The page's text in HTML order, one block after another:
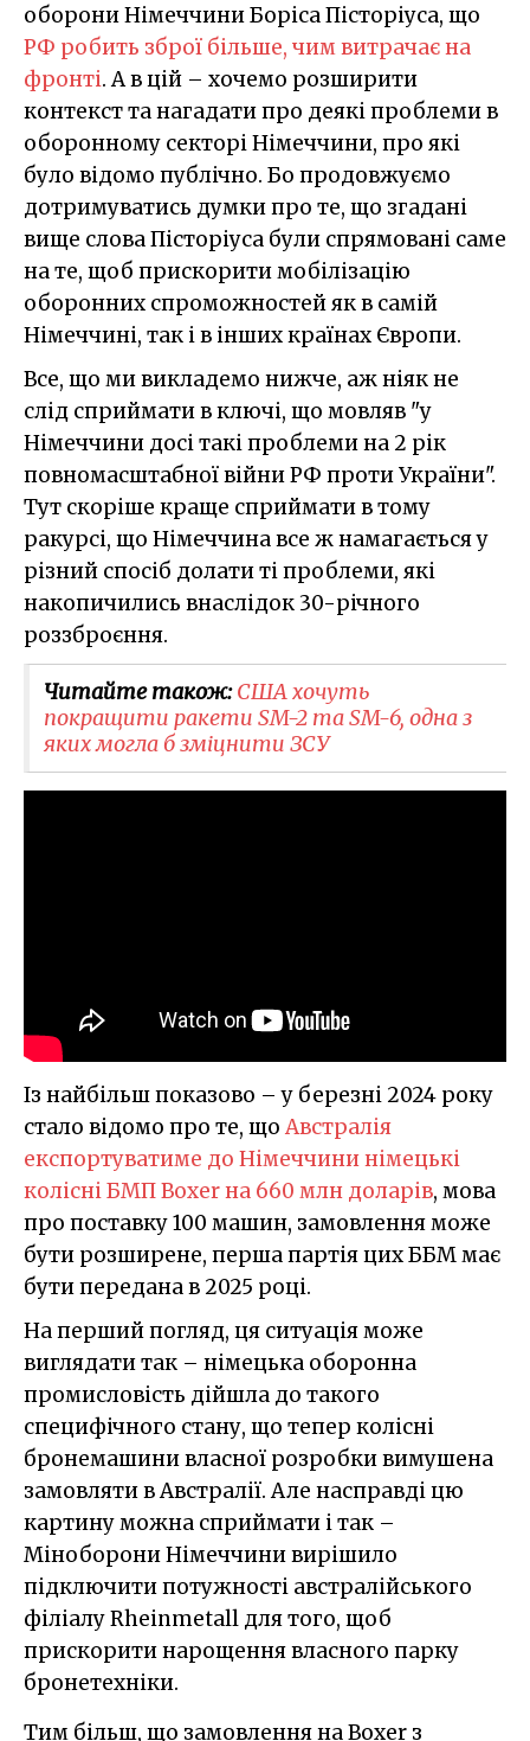
оборони Німеччини Боріса Пісторіуса, що
РФ робить зброї більше, чим витрачає на
фронті. А в цій – хочемо розширити
контекст та нагадати про деякі проблеми в
оборонному секторі Німеччини, про які
було відомо публічно. Бо продовжуємо
дотримуватись думки про те, що згадані
вище слова Пісторіуса були спрямовані саме
на те, щоб прискорити мобілізацію
оборонних спроможностей як в самій
Німеччині, так і в інших країнах Європи.
Все, що ми викладемо нижче, аж ніяк не
слід сприймати в ключі, що мовляв "у
Німеччини досі такі проблеми на 2 рік
повномасштабної війни РФ проти України".
Тут скоріше краще сприймати в тому
ракурсі, що Німеччина все ж намагається у
різний спосіб долати ті проблеми, які
накопичились внаслідок 30-річного
роззброєння.
Читайте також:США хочуть
покращити ракети SM-2 та SM-6, одна з
яких могла б зміцнити ЗСУ
Із найбільш показово – у березні 2024 року
стало відомо про те, що Австралія
експортуватиме до Німеччини німецькі
колісні БМП Boxer на 660 млн доларів, мова
про поставку 100 машин, замовлення може
бути розширене, перша партія цих ББМ має
бути передана в 2025 році.
На перший погляд, ця ситуація може
виглядати так – німецька оборонна
промисловість дійшла до такого
специфічного стану, що тепер колісні
бронемашини власної розробки вимушена
замовляти в Австралії. Але насправді цю
картину можна сприймати і так –
Міноборони Німеччини вирішило
підключити потужності австралійського
філіалу Rheinmetall для того, щоб
прискорити нарощення власного парку
бронетехніки.
Тим більш, що замовлення на Boxer з